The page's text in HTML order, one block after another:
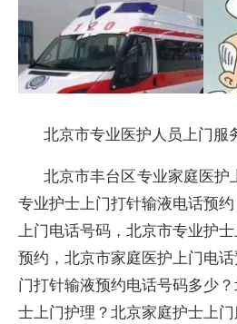
北京市专业医护人员上门服
北京市丰台区专业家庭医护
专业护士上门打针输液电话预
上门电话号码，北京市专业护
预约，北京市家庭医护上门电
门打针输液预约电话号码多少
士上门护理？北京家庭护士上